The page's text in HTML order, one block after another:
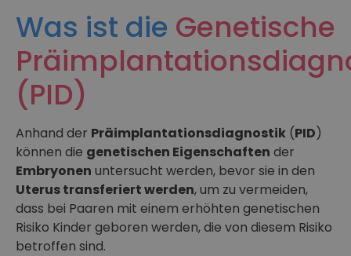
Was ist die Genetische
(PID)
Anhand der Präimplantationsdiagnostik (PID)
können die genetischen Eigenschaften der
Embryonen untersucht werden, bevor sie in den
Uterus transferiert werden, um zu vermeiden,
dass bei Paaren mit einem erhöhten genetischen
Risiko Kinder geboren werden, die von diesem Risiko
betroffen sind.